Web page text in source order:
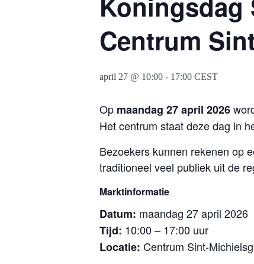
Centrum
april 27 @ 10:00 - 17:00 CEST
Op maandag 27 april 2026
Het centrum staat deze dag in
Bezoekers kunnen rekenen op
traditioneel veel publiek uit de
Marktinformatie
Datum: maandag 27 april 2026
Tijd: 10:00 – 17:00 uur
Locatie: Centrum Sint-